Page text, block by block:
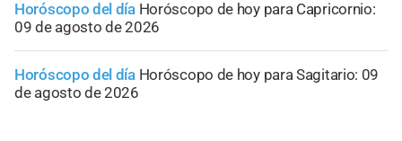
Horóscopo del día Horóscopo de hoy para Capricornio:
09 de agosto de 2026
Horóscopo del día Horóscopo de hoy para Sagitario: 09
de agosto de 2026